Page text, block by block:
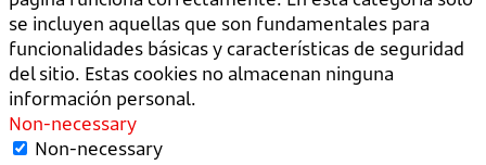
se incluyen aquellas que son fundamentales para
funcionalidades básicas y características de seguridad
del sitio. Estas cookies no almacenan ninguna
información personal.
Non-necessary
Non-necessary